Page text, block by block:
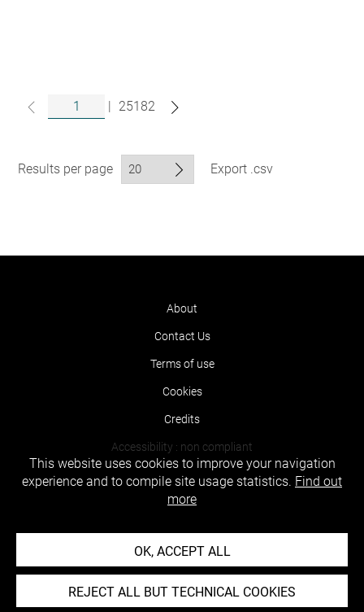
| 25182
Results per page Export .csv
About
Contact Us
Terms of use
Cookies
Credits
Accessibility : non compliant
This website uses cookies to improve your navigation
experience and to compile site usage statistics. Find out
more
OK, ACCEPT ALL
REJECT ALL BUT TECHNICAL COOKIES